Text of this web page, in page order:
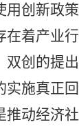
创新政策
着产业行
双创的提
实施真正
推动经济